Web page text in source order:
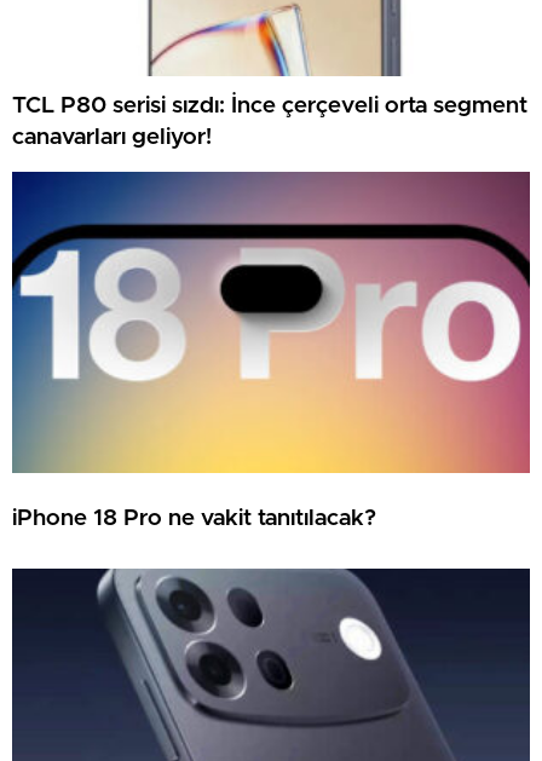
TCL P80 serisi sızdı: İnce çerçeveli orta segment
canavarları geliyor!
iPhone 18 Pro ne vakit tanıtılacak?